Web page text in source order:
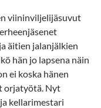
viininviljelijäsuvut
äitien jalanjälkien
hän jo lapsena näin
ei koska hänen
orjatyötä. Nyt
kellarimestari